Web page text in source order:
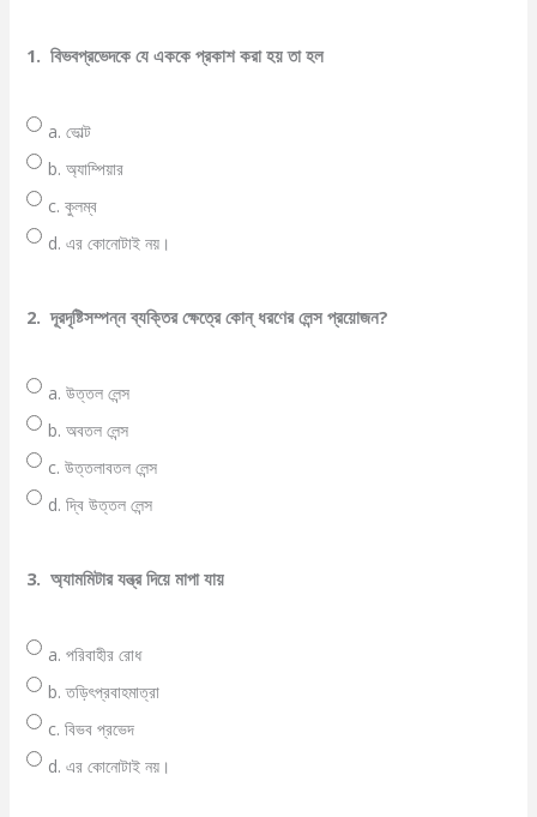
1. বিভবপ্রভেদকে যে এককে প্রকাশ করা হয় তা হল
a. ভোল্ট
b. অ্যাম্পিয়ার
c. কুলম্ব
d. এর কোনোটাই নয়।
2. দূরদৃষ্টিসম্পন্ন ব্যক্তির ক্ষেত্রে কোন্ ধরণের লেন্স প্রয়োজন?
a. উত্তল লেন্স
b. অবতল লেন্স
c. উত্তলাবতল লেন্স
d. দ্বি উত্তল লেন্স
3. অ্যামমিটার যন্ত্র দিয়ে মাপা যায়
a. পরিবাহীর রোধ
b. তড়িৎপ্রবাহমাত্রা
c. বিভব প্রভেদ
d. এর কোনোটাই নয়।